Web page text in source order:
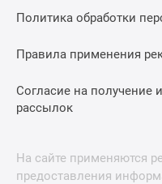
Политика обработки
Правила применения
Согласие на
рассылок
На сайте применяются
предоставления